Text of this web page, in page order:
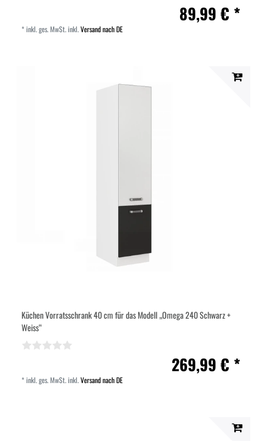
89,99 € *
*inkl. ges. MwSt.inkl.Versand nach DE
Küchen Vorratsschrank 40 cm für das Modell „Omega 240 Schwarz +
Weiss“
269,99 € *
*inkl. ges. MwSt.inkl.Versand nach DE